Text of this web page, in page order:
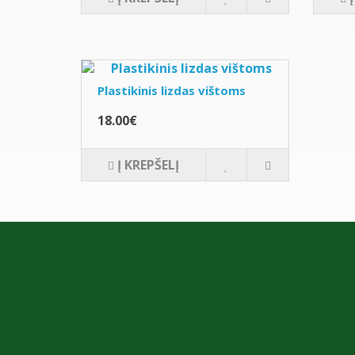
Plastikinis lizdas vištoms
18.00€
Į KREPŠELĮ